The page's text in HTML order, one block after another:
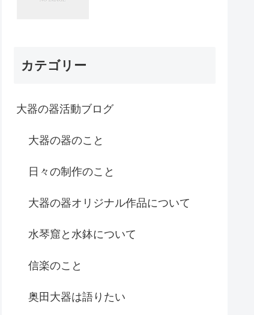
カテゴリー
大器の器活動ブログ
大器の器のこと
日々の制作のこと
大器の器オリジナル作品について
水琴窟と水鉢について
信楽のこと
奥田大器は語りたい